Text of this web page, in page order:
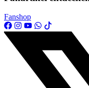
Fanshop